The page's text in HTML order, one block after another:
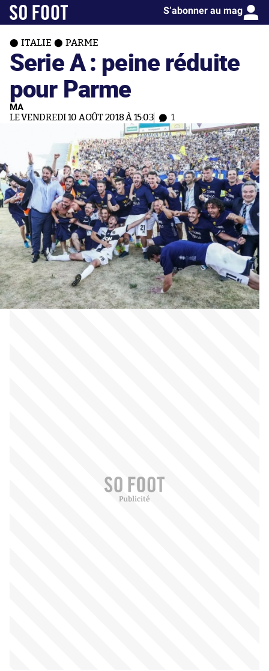
S’abonner au mag
ITALIE PARME
Serie A : peine réduite
pour Parme
MA
LE VENDREDI 10 AOÛT 2018 À 15:03 1